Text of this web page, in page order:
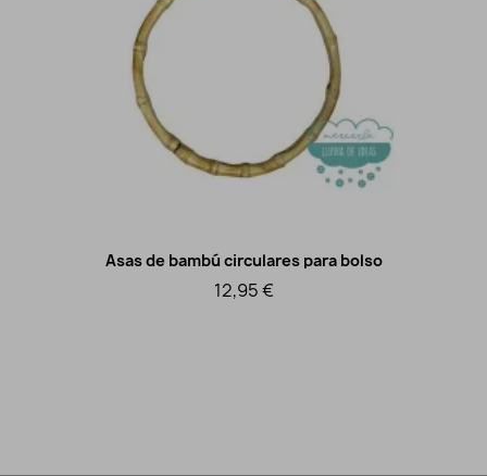
Vista rápida
Asas de bambú circulares para bolso
12,95 €